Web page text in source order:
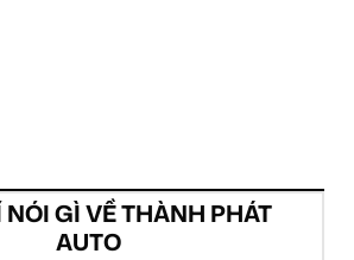
GÌ VỀ THÀNH PHÁT
AUTO